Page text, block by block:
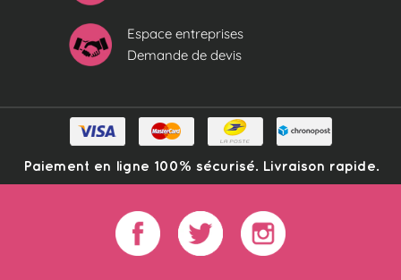
Espace entreprises
Demande de devis
Paiement en ligne 100% sécurisé. Livraison rapide.